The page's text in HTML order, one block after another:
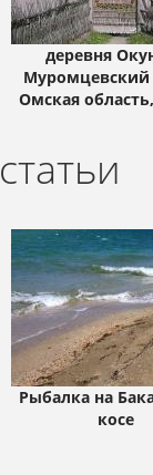
деревня
Муромцевский
Омская
Рыбалка на
косе